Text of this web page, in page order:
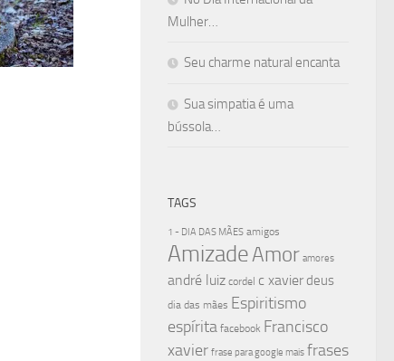
Mulher…
Seu charme natural encanta
Sua simpatia é uma
bússola…
TAGS
1 - DIA DAS MÃES amigos
AmizadeAmor amores
andré luiz cordel c xavier deus
dia das mães Espiritismo
espírita facebook Francisco
xavier frase para google mais frases